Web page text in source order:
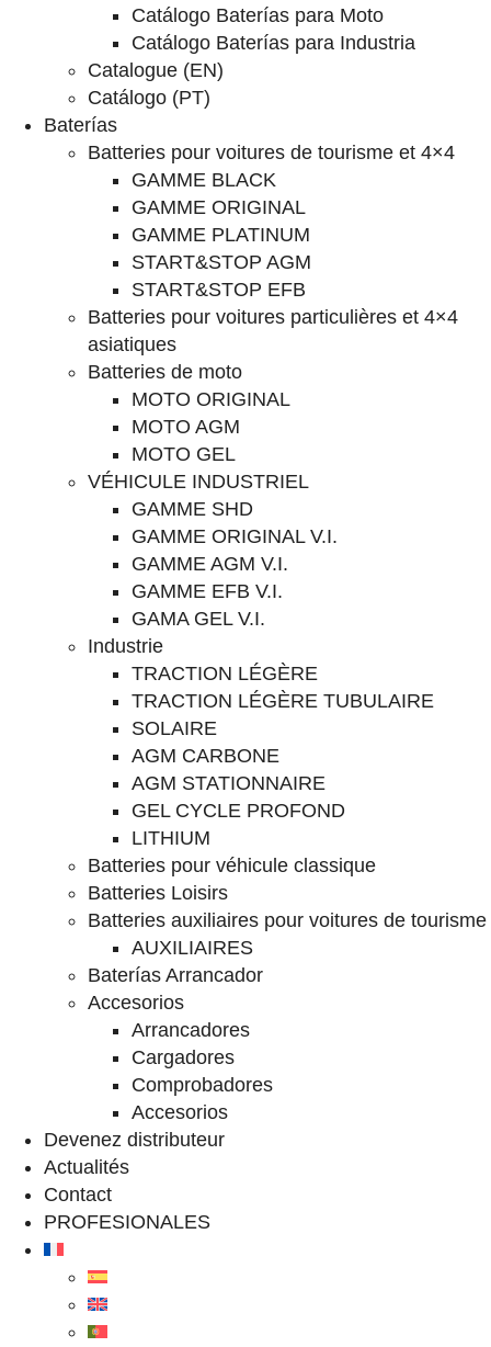
Catálogo Baterías para Moto
Catálogo Baterías para Industria
Catalogue (EN)
Catálogo (PT)
Baterías
Batteries pour voitures de tourisme et 4×4
GAMME BLACK
GAMME ORIGINAL
GAMME PLATINUM
START&STOP AGM
START&STOP EFB
Batteries pour voitures particulières et 4×4
asiatiques
Batteries de moto
MOTO ORIGINAL
MOTO AGM
MOTO GEL
VÉHICULE INDUSTRIEL
GAMME SHD
GAMME ORIGINAL V.I.
GAMME AGM V.I.
GAMME EFB V.I.
GAMA GEL V.I.
Industrie
TRACTION LÉGÈRE
TRACTION LÉGÈRE TUBULAIRE
SOLAIRE
AGM CARBONE
AGM STATIONNAIRE
GEL CYCLE PROFOND
LITHIUM
Batteries pour véhicule classique
Batteries Loisirs
Batteries auxiliaires pour voitures de tourisme
AUXILIAIRES
Baterías Arrancador
Accesorios
Arrancadores
Cargadores
Comprobadores
Accesorios
Devenez distributeur
Actualités
Contact
PROFESIONALES